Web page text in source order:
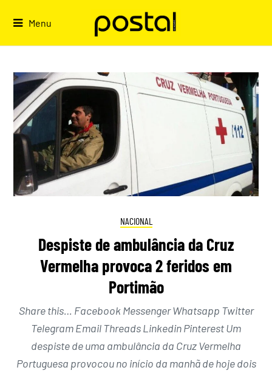
Menu
NACIONAL
Despiste de ambulância da Cruz
Vermelha provoca 2 feridos em
Portimão
Share this… Facebook Messenger Whatsapp Twitter
Telegram Email Threads Linkedin Pinterest Um
despiste de uma ambulância da Cruz Vermelha
Portuguesa provocou no início da manhã de hoje dois